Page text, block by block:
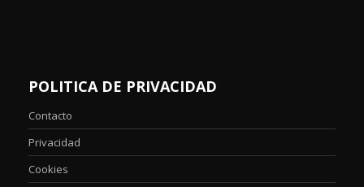
POLITICA DE PRIVACIDAD
Contacto
Privacidad
Cookies